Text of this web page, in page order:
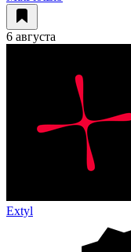
6 августа
Extyl